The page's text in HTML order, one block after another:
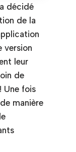
décidé
de la
version
leur
de
Une fois
manière